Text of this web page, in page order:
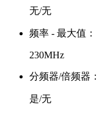
无/无
频率 - 最大值：
230MHz
分频器/倍频器：
是/无